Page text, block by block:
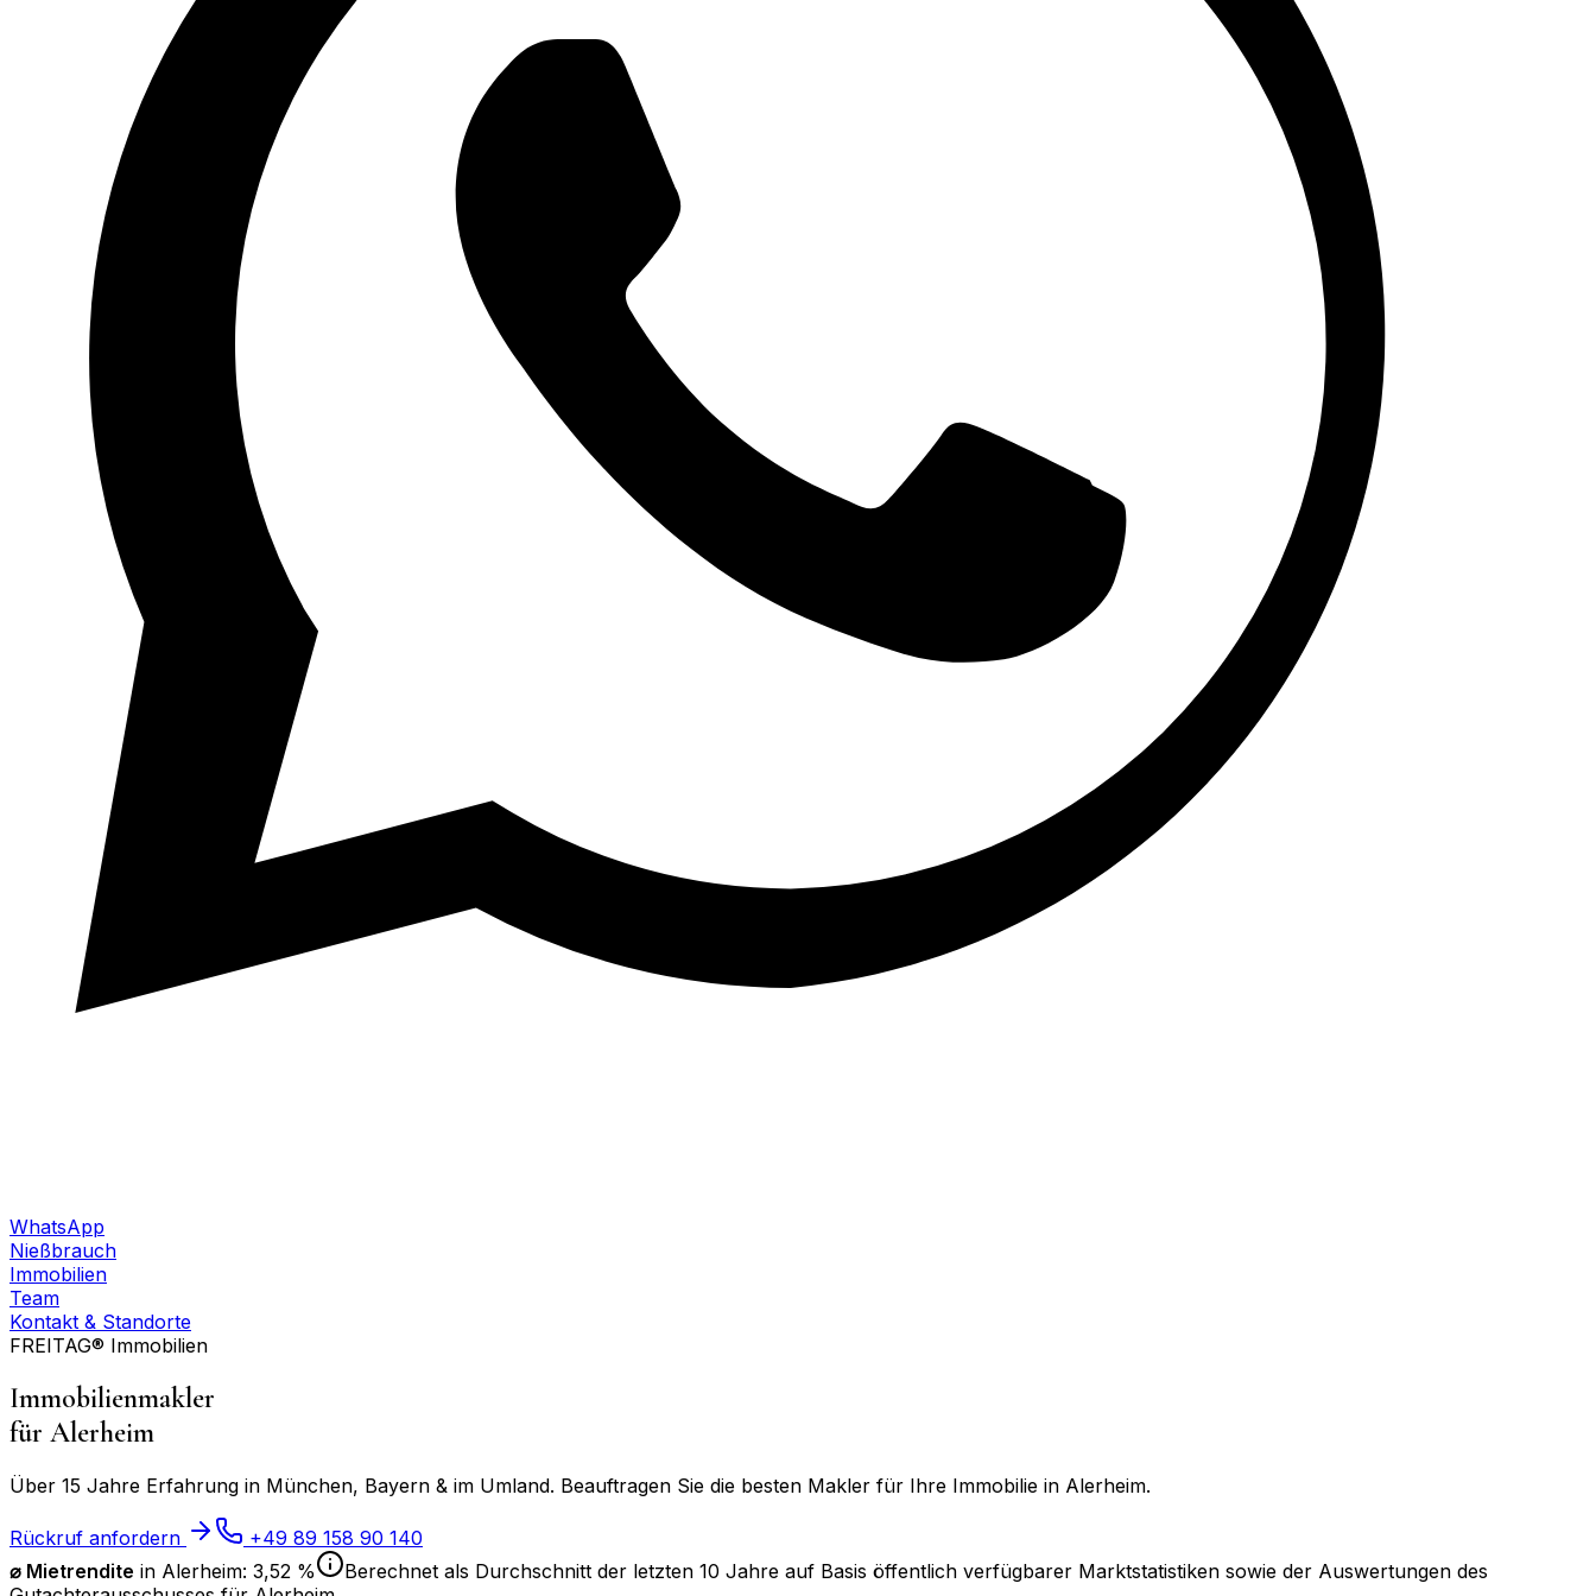
WhatsApp
Nießbrauch
Immobilien
Team
Kontakt & Standorte
FREITAG® Immobilien
Immobilienmakler
für Alerheim
Über 15 Jahre Erfahrung in München, Bayern & im Umland. Beauftragen Sie die besten Makler für Ihre Immobilie in Alerheim.
Rückruf anfordern
+49 89 158 90 140
⌀ Mietrendite in Alerheim: 3,52 %
Berechnet als Durchschnitt der letzten 10 Jahre auf Basis öffentlich verfügbarer Marktstatistiken sowie der Auswertungen des